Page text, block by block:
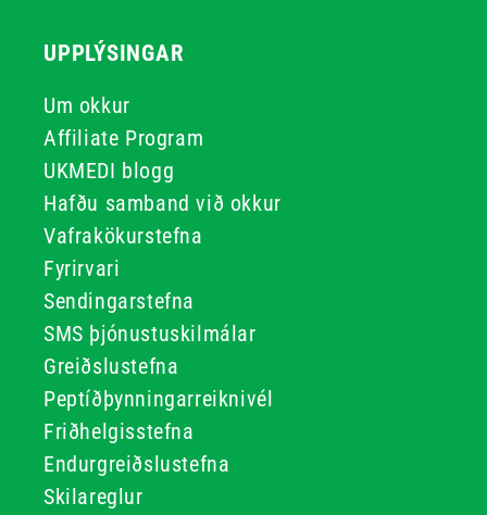
UPPLÝSINGAR
Um okkur
Affiliate Program
UKMEDI blogg
Hafðu samband við okkur
Vafrakökurstefna
Fyrirvari
Sendingarstefna
SMS þjónustuskilmálar
Greiðslustefna
Peptíðþynningarreiknivél
Friðhelgisstefna
Endurgreiðslustefna
Skilareglur